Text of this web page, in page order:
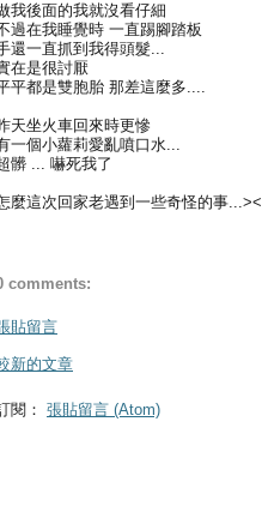
我後面的我就沒看仔細
過在我睡覺時 一直踢腳踏板
還一直抓到我得頭髮...
在是很討厭
平都是雙胞胎 那差這麼多....
天坐火車回來時更慘
一個小蘿莉愛亂噴口水...
髒 ... 嚇死我了
麼這次回家老遇到一些奇怪的事...><
comments:
貼留言
新的文章
閱： 張貼留言 (Atom)